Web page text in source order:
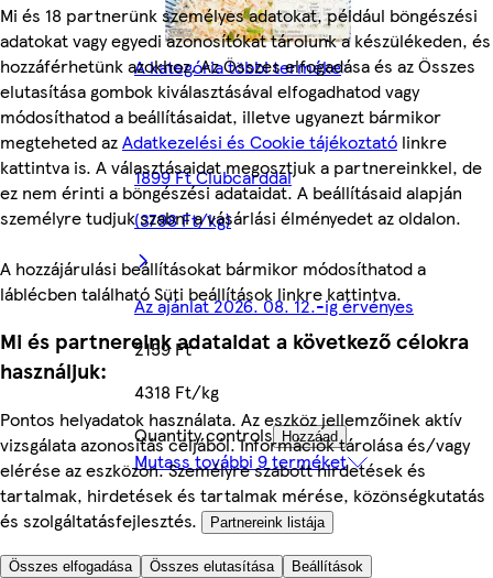
Mi és 18 partnerünk személyes adatokat, például böngészési
adatokat vagy egyedi azonosítókat tárolunk a készülékeden, és
hozzáférhetünk azokhoz. Az Összes elfogadása és az Összes
elutasítása gombok kiválasztásával elfogadhatod vagy
módosíthatod a beállításaidat, illetve ugyanezt bármikor
megteheted azAdatkezelési és Cookie tájékoztató linkre
kattintva is. A választásaidat megosztjuk a partnereinkkel, de
ez nem érinti a böngészési adataidat. A beállításaid alapján
személyre tudjuk szabni a vásárlási élményedet az oldalon.
A hozzájárulási beállításokat bármikor módosíthatod a
láblécben található Süti beállítások linkre kattintva.
Mi és partnereink adataidat a következő célokra
használjuk:
Pontos helyadatok használata. Az eszköz jellemzőinek aktív
vizsgálata azonosítás céljából. Információk tárolása és/vagy
elérése az eszközön. Személyre szabott hirdetések és
tartalmak, hirdetések és tartalmak mérése, közönségkutatás
és szolgáltatásfejlesztés.
Partnereink listája
Összes elfogadása Összes elutasítása Beállítások
A kategória többi terméke
1899 Ft Clubcarddal
(3798 Ft/kg)
Az ajánlat 2026. 08. 12.-ig érvényes
2159 Ft
4318 Ft/kg
Quantity controls
Hozzáad
Mutass további 9 terméket